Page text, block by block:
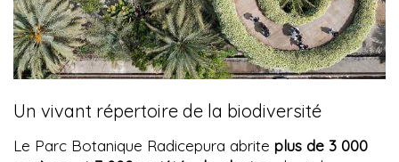
Un vivant répertoire de la biodiversité
Le Parc Botanique Radicepura abrite plus de 3 000